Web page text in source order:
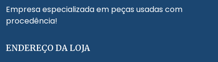
Empresa especializada em peças usadas com
procedência!
ENDEREÇO DA LOJA